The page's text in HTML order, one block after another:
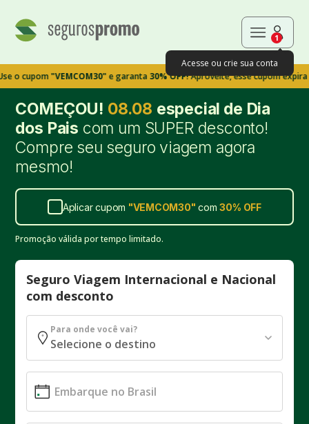
1
Acesse ou crie sua conta
"VEMCOM30"e garanta30% OFF!Aproveite, esse cupom expira em
COMEÇOU! 08.08 especial de Dia
dos Pais com um SUPER desconto!
Compre seu seguro viagem agora
mesmo!
Aplicar cupom "VEMCOM30" com30% OFF
Promoção válida por tempo limitado.
Seguro Viagem Internacional e Nacional
com desconto
Para onde você vai?